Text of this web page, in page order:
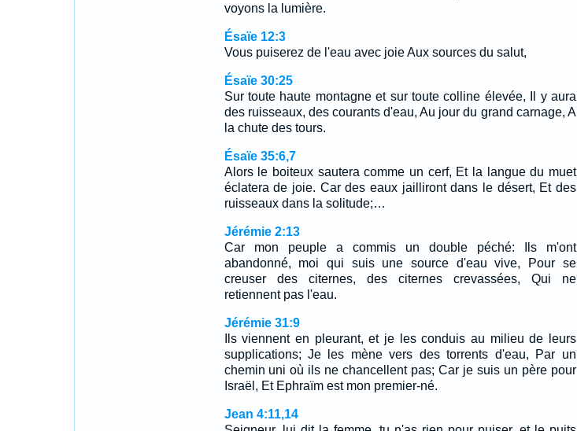
voyons la lumière.
Ésaïe 12:3
Vous puiserez de l'eau avec joie Aux sources du salut,
Ésaïe 30:25
Sur toute haute montagne et sur toute colline élevée, Il y aura
des ruisseaux, des courants d'eau, Au jour du grand carnage, A
la chute des tours.
Ésaïe 35:6,7
Alors le boiteux sautera comme un cerf, Et la langue du muet
éclatera de joie. Car des eaux jailliront dans le désert, Et des
ruisseaux dans la solitude;…
Jérémie 2:13
Car mon peuple a commis un double péché: Ils m'ont
abandonné, moi qui suis une source d'eau vive, Pour se
creuser des citernes, des citernes crevassées, Qui ne
retiennent pas l'eau.
Jérémie 31:9
Ils viennent en pleurant, et je les conduis au milieu de leurs
supplications; Je les mène vers des torrents d'eau, Par un
chemin uni où ils ne chancellent pas; Car je suis un père pour
Israël, Et Ephraïm est mon premier-né.
Jean 4:11,14